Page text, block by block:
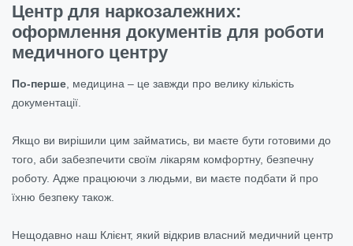
Центр для наркозалежних:
оформлення документів для роботи
медичного центру
По-перше , медицина – це завжди про велику кількість
документації.
Якщо ви вирішили цим займатись, ви маєте бути готовими до
того, аби забезпечити своїм лікарям комфортну, безпечну
роботу. Адже працюючи з людьми, ви маєте подбати й про
їхню безпеку також.
Нещодавно наш Клієнт, який відкрив власний медичний центр